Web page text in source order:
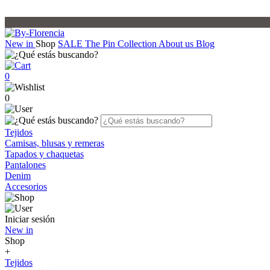
New in Shop SALE The Pin Collection About us Blog
0
0
Tejidos
Camisas, blusas y remeras
Tapados y chaquetas
Pantalones
Denim
Accesorios
Iniciar sesión
New in
Shop
+
Tejidos